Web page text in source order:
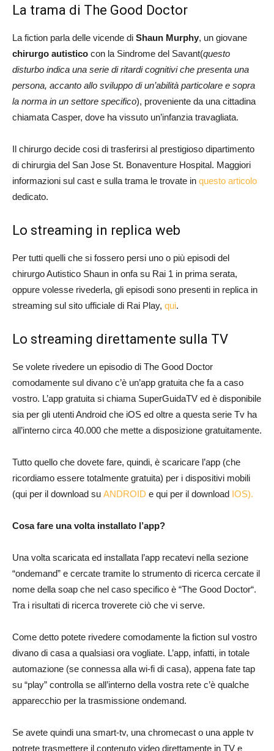
La trama di The Good Doctor
La fiction parla delle vicende di Shaun Murphy, un giovane
chirurgo autistico con la Sindrome del Savant(questo
disturbo indica una serie di ritardi cognitivi che presenta una
persona, accanto allo sviluppo di un’abilità particolare e sopra
la norma in un settore specifico), proveniente da una cittadina
chiamata Casper, dove ha vissuto un’infanzia travagliata.
Il chirurgo decide cosi di trasferirsi al prestigioso dipartimento
di chirurgia del San Jose St. Bonaventure Hospital. Maggiori
informazioni sul cast e sulla trama le trovate in questo articolo
dedicato.
Lo streaming in replica web
Per tutti quelli che si fossero persi uno o più episodi del
chirurgo Autistico Shaun in onfa su Rai 1 in prima serata,
oppure volesse rivederla, gli episodi sono presenti in replica in
streaming sul sito ufficiale di Rai Play, qui.
Lo streaming direttamente sulla TV
Se volete rivedere un episodio di The Good Doctor
comodamente sul divano c’è un’app gratuita che fa a caso
vostro. L’app gratuita si chiama SuperGuidaTV ed è disponibile
sia per gli utenti Android che iOS ed oltre a questa serie Tv ha
all’interno circa 40.000 che mette a disposizione gratuitamente.
Tutto quello che dovete fare, quindi, è scaricare l’app (che
ricordiamo essere totalmente gratuita) per i dispositivi mobili
(qui per il download su ANDROID e qui per il download IOS).
Cosa fare una volta installato l’app?
Una volta scaricata ed installata l’app recatevi nella sezione
“ondemand” e cercate tramite lo strumento di ricerca cercate il
nome della soap che nel caso specifico è “The Good Doctor“.
Tra i risultati di ricerca troverete ciò che vi serve.
Come detto potete rivedere comodamente la fiction sul vostro
divano di casa a qualsiasi ora vogliate. L’app, infatti, in totale
automazione (se connessa alla wi-fi di casa), appena fate tap
su “play” controlla se all’interno della vostra rete c’è qualche
apparecchio per la trasmissione ondemand.
Se avete quindi una smart-tv, una chromecast o una apple tv
potrete trasmettere il contenuto video direttamente in TV e